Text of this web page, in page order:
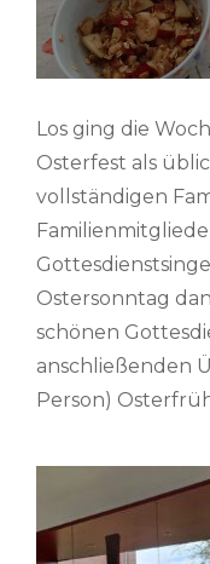
Los ging die
Osterfest als
vollständigen
Ostersonntag
schönen
anschließenden
Person)